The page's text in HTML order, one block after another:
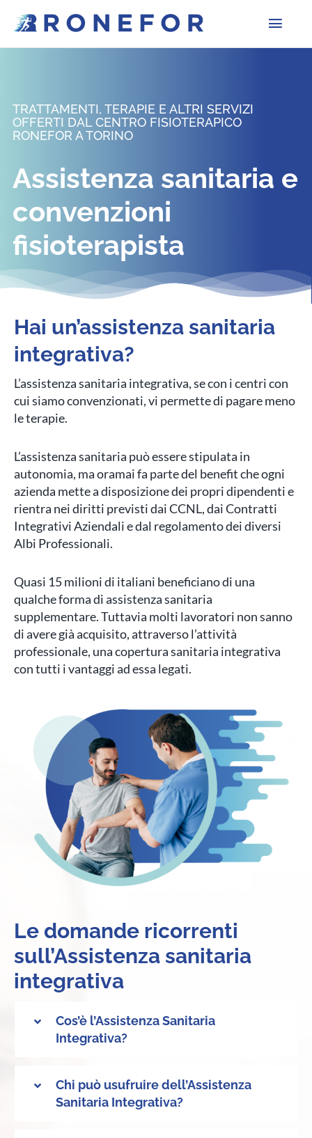
Chi Siamo
Fisioterapia
Estetica
Convenzioni
Blog
Contatti
TRATTAMENTI, TERAPIE E ALTRI SERVIZI
OFFERTI DAL CENTRO FISIOTERAPICO
RONEFOR A TORINO
Assistenza sanitaria e
convenzioni
fisioterapista
Hai un’assistenza sanitaria
integrativa?
L’assistenza sanitaria integrativa, se con i centri con
cui siamo convenzionati, vi permette di pagare meno
le terapie.
L’assistenza sanitaria può essere stipulata in
autonomia, ma oramai fa parte del benefit che ogni
azienda mette a disposizione dei propri dipendenti e
rientra nei diritti previsti dai CCNL, dai Contratti
Integrativi Aziendali e dal regolamento dei diversi
Albi Professionali.
Quasi 15 milioni di italiani beneficiano di una
qualche forma di assistenza sanitaria
supplementare. Tuttavia molti lavoratori non sanno
di avere già acquisito, attraverso l’attività
professionale, una copertura sanitaria integrativa
con tutti i vantaggi ad essa legati.
Le domande ricorrenti
sull’Assistenza sanitaria
integrativa
Cos’è l’Assistenza Sanitaria
Integrativa?
Chi può usufruire dell’Assistenza
Sanitaria Integrativa?